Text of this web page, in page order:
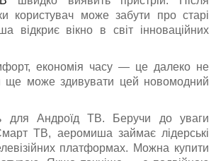
користувач може забути про старі
відкриє вікно в світ інноваційних
економія часу — це далеко не
ще може здивувати цей новомодний
для Андроїд ТВ. Беручи до уваги
ТВ, аеромиша займає лідерські
платформах. Можна купити